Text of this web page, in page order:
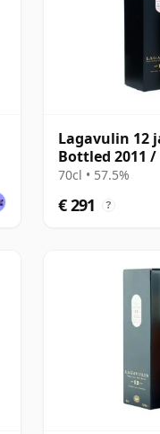
Lagavulin 12
Bottled 2011
70cl • 57.5%
€ 291 ?